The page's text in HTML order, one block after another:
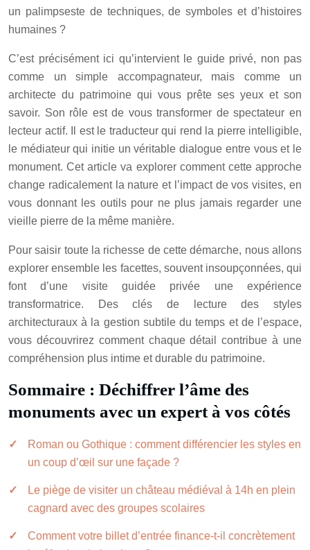
un palimpseste de techniques, de symboles et d’histoires
humaines ?
C’est précisément ici qu’intervient le guide privé, non pas
comme un simple accompagnateur, mais comme un
architecte du patrimoine qui vous prête ses yeux et son
savoir. Son rôle est de vous transformer de spectateur en
lecteur actif. Il est le traducteur qui rend la pierre intelligible,
le médiateur qui initie un véritable dialogue entre vous et le
monument. Cet article va explorer comment cette approche
change radicalement la nature et l’impact de vos visites, en
vous donnant les outils pour ne plus jamais regarder une
vieille pierre de la même manière.
Pour saisir toute la richesse de cette démarche, nous allons
explorer ensemble les facettes, souvent insoupçonnées, qui
font d’une visite guidée privée une expérience
transformatrice. Des clés de lecture des styles
architecturaux à la gestion subtile du temps et de l’espace,
vous découvrirez comment chaque détail contribue à une
compréhension plus intime et durable du patrimoine.
Sommaire : Déchiffrer l’âme des
monuments avec un expert à vos côtés
Roman ou Gothique : comment différencier les styles en
un coup d’œil sur une façade ?
Le piège de visiter un château médiéval à 14h en plein
cagnard avec des groupes scolaires
Comment votre billet d’entrée finance-t-il concrètement